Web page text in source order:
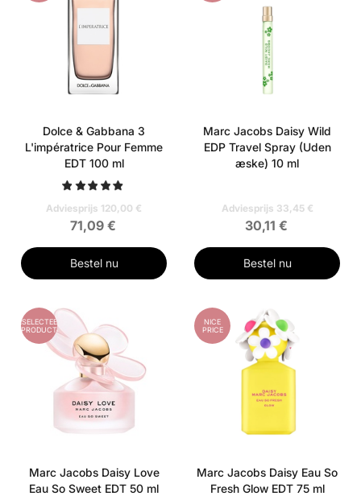
Dolce & Gabbana 3
L'impératrice Pour Femme
EDT 100 ml
Adviesprijs 120,00 €
71,09 €
Bestel nu
Marc Jacobs Daisy Wild
EDP Travel Spray (Uden
æske) 10 ml
Adviesprijs 33,45 €
30,11 €
Bestel nu
GESELECTEERD
PRODUCT
Marc Jacobs Daisy Love
Eau So Sweet EDT 50 ml
NICE
PRICE
Marc Jacobs Daisy Eau So
Fresh Glow EDT 75 ml